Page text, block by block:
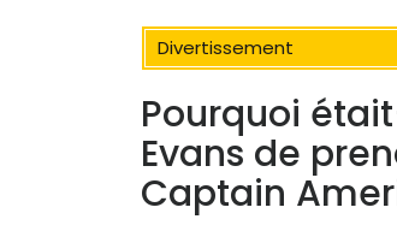
Divertissement
Pourquoi
Evans de
Captain